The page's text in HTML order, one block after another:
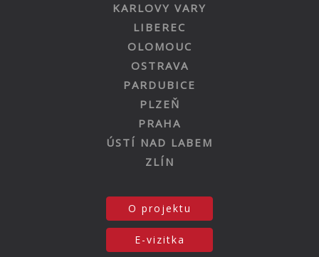
KARLOVY VARY
LIBEREC
OLOMOUC
OSTRAVA
PARDUBICE
PLZEŇ
PRAHA
ÚSTÍ NAD LABEM
ZLÍN
O projektu
E-vizitka